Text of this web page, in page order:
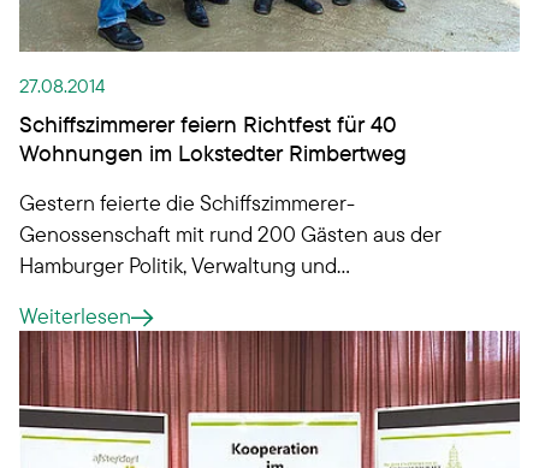
27.08.2014
Schiffszimmerer feiern Richtfest für 40
Wohnungen im Lokstedter Rimbertweg
Gestern feierte die Schiffszimmerer-
Genossenschaft mit rund 200 Gästen aus der
Hamburger Politik, Verwaltung und
Anwohnern Richtfest für 40 neue Wohnungen im
Lokstedter Rimbertweg 1 - 5. Diese verteilen sich
auf zwei Mehrfamilienhäuser mit rund 3.100
Quadratmeter Gesamtwohnfläche und werden
voraussichtlich im April 2015 fertig sein. 16 davon
Weiterlesen